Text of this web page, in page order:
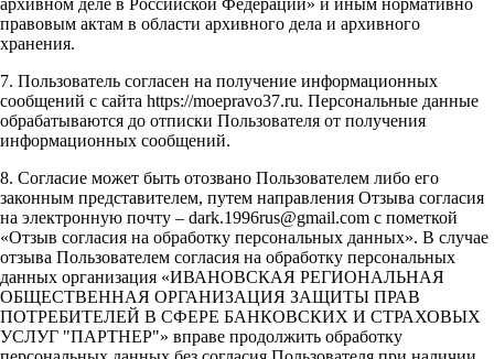
правовым актам в области архивного дела и архивного
хранения.
7. Пользователь согласен на получение информационных
сообщений с сайта https://moepravo37.ru. Персональные данные
обрабатываются до отписки Пользователя от получения
информационных сообщений.
8. Согласие может быть отозвано Пользователем либо его
законным представителем, путем направления Отзыва согласия
на электронную почту – dark.1996rus@gmail.com с пометкой
«Отзыв согласия на обработку персональных данных». В случае
отзыва Пользователем согласия на обработку персональных
данных организация «ИВАНОВСКАЯ РЕГИОНАЛЬНАЯ
ОБЩЕСТВЕННАЯ ОРГАНИЗАЦИЯ ЗАЩИТЫ ПРАВ
ПОТРЕБИТЕЛЕЙ В СФЕРЕ БАНКОВСКИХ И СТРАХОВЫХ
УСЛУГ "ПАРТНЕР"» вправе продолжить обработку